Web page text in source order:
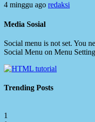
4 minggu ago redaksi
Media Sosial
Social menu is not set. You
Social Menu on Menu
Trending Posts
1